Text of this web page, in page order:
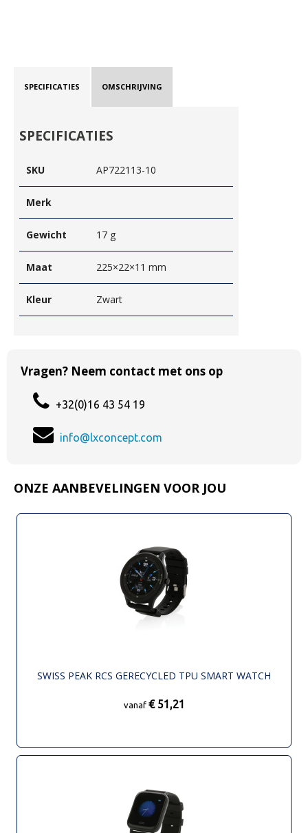
SPECIFICATIES OMSCHRIJVING
SPECIFICATIES
SKU AP722113-10
Merk
Gewicht 17 g
Maat 225×22×11 mm
Kleur Zwart
Vragen? Neem contact met ons op
+32(0)16 43 54 19
info@lxconcept.com
ONZE AANBEVELINGEN VOOR JOU
SWISS PEAK RCS GERECYCLED TPU SMART WATCH
vanaf € 51,21